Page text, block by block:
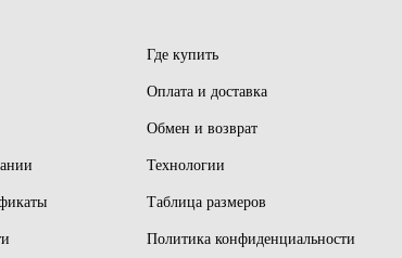
Где купить
Оплата и доставка
Обмен и возврат
Технологии
Таблица размеров
Политика конфиденциальности